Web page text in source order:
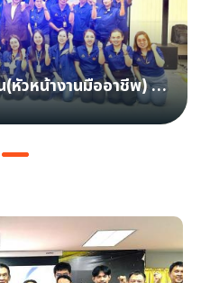
(หัวหน้างานมืออาชีพ) -